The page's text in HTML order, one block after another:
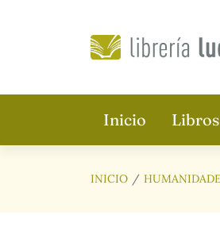
Inicio Libros
INICIO